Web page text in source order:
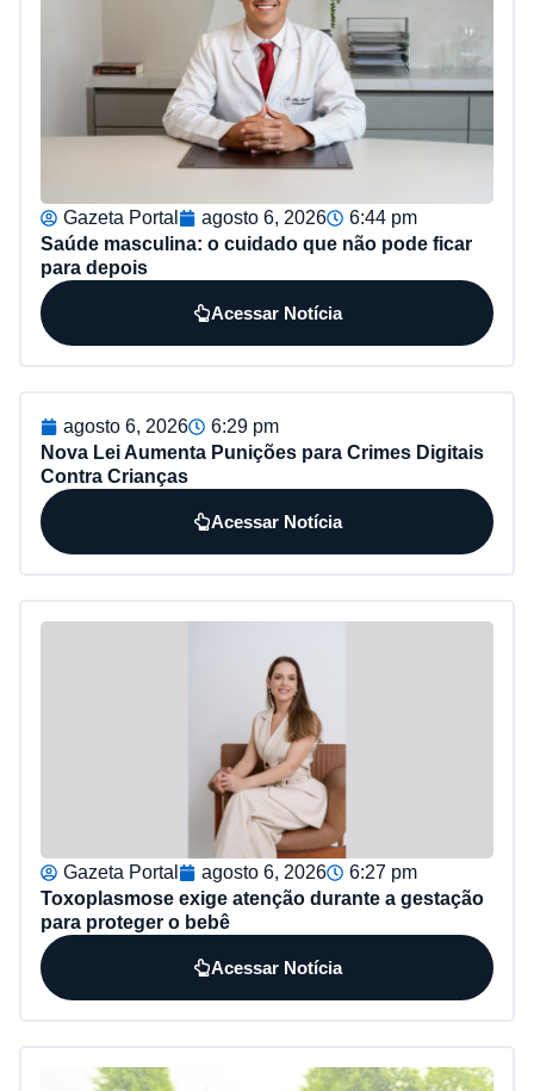
Gazeta Portal agosto 6, 2026
6:44 pm
Saúde masculina: o cuidado que não pode ficar
para depois
Acessar Notícia
agosto 6, 2026
6:29 pm
Nova Lei Aumenta Punições para Crimes Digitais
Contra Crianças
Acessar Notícia
Gazeta Portal agosto 6, 2026
6:27 pm
Toxoplasmose exige atenção durante a gestação
para proteger o bebê
Acessar Notícia